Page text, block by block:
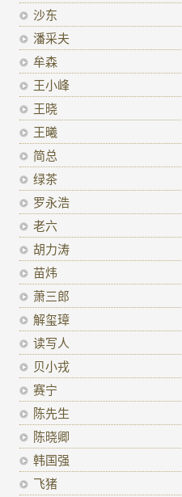
沙东
潘采夫
牟森
王小峰
王晓
王曦
简总
绿茶
罗永浩
老六
胡力涛
苗炜
萧三郎
解玺璋
读写人
贝小戎
赛宁
陈先生
陈晓卿
韩国强
飞猪